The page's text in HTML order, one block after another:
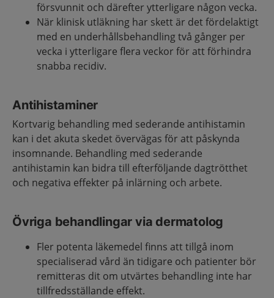
försvunnit och därefter ytterligare någon vecka.
När klinisk utläkning har skett är det fördelaktigt
med en underhållsbehandling två gånger per
vecka i ytterligare flera veckor för att förhindra
snabba recidiv.
Antihistaminer
Kortvarig behandling med sederande antihistamin
kan i det akuta skedet övervägas för att påskynda
insomnande. Behandling med sederande
antihistamin kan bidra till efterföljande dagtrötthet
och negativa effekter på inlärning och arbete.
Övriga behandlingar via dermatolog
Fler potenta läkemedel finns att tillgå inom
specialiserad vård än tidigare och patienter bör
remitteras dit om utvärtes behandling inte har
tillfredsställande effekt.